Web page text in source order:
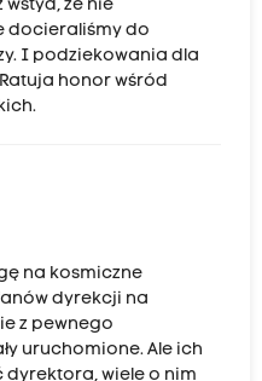
ze nie
docieraliśmy do
I podziekowania dla
honor wśród
na kosmiczne
dyrekcji na
z pewnego
uruchomione. Ale ich
wiele o nim